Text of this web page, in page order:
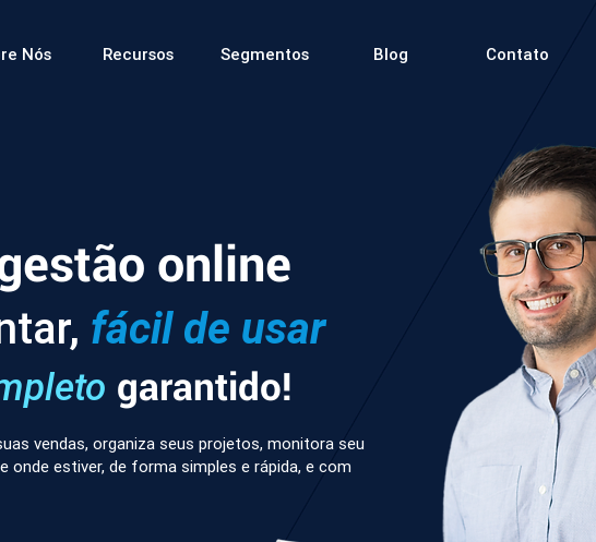
Nós Recursos Segmentos Blog Contato
vendas, organiza seus projetos, monitora seu
onde estiver, de forma simples e rápida, e com
online
fácil de usar
garantido!